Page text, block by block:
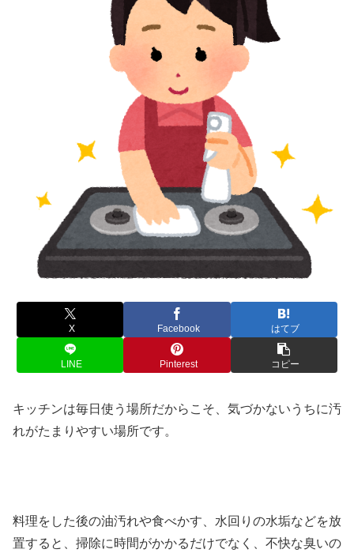
X Facebook はてブ
LINE Pinterest コピー
キッチンは毎日使う場所だからこそ、気づかないうちに汚
れがたまりやすい場所です。
料理をした後の油汚れや食べかす、水回りの水垢などを放
置すると、掃除に時間がかかるだけでなく、不快な臭いの